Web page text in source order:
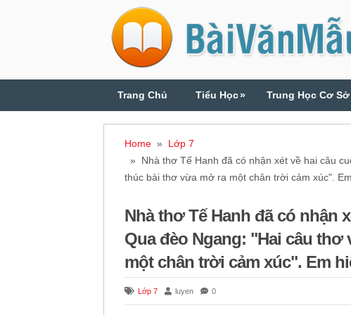
Trang Chủ Tiểu Học» Trung Học Cơ Sở
Home » Lớp 7
» Nhà thơ Tế Hanh đã có nhận xét về hai câu
thúc bài thơ vừa mở ra một chân trời cảm xúc".
Nhà thơ Tế Hanh đã có nhận
Qua đèo Ngang: "Hai câu
một chân trời cảm xúc". Em
Lớp 7 luyen 0